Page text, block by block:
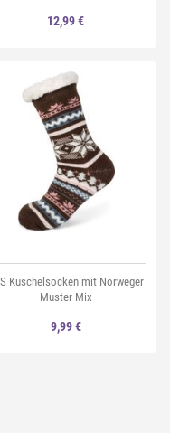
12,99 €
Kuschelsocken mit Norweger
Muster Mix
9,99 €